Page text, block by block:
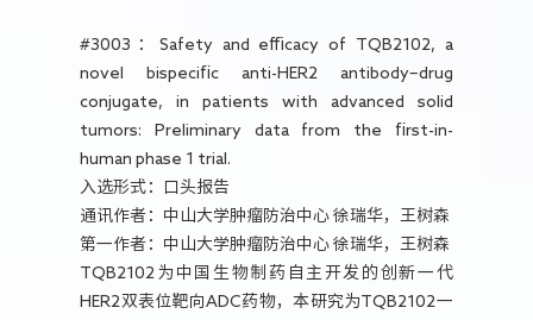
#3003：Safety and efficacy of TQB2102, a
novel bispecific anti-HER2 antibody–drug
conjugate, in patients with advanced solid
tumors: Preliminary data from the first-in-
human phase 1 trial.
入选形式：口头报告
通讯作者：中山大学肿瘤防治中心 徐瑞华，王树森
第一作者：中山大学肿瘤防治中心 徐瑞华，王树森
TQB2102为中国生物制药自主开发的创新一代
HER2双表位靶向ADC药物，本研究为TQB2102一